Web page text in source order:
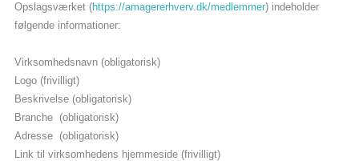
Opslagsværket (https://amagererhverv.dk/medlemmer) indeholder
følgende informationer:
Virksomhedsnavn (obligatorisk)
Logo (frivilligt)
Beskrivelse (obligatorisk)
Branche (obligatorisk)
Adresse (obligatorisk)
Link til virksomhedens hjemmeside (frivilligt)